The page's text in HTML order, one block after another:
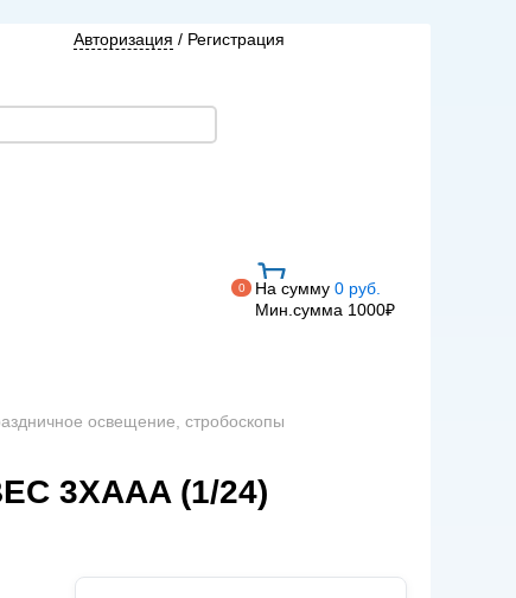
Авторизация / Регистрация
0 На сумму 0 руб.
Мин.сумма 1000₽
освещение, стробоскопы
3ХAAA (1/24)